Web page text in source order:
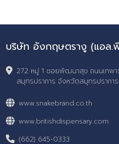
บริษัท อังกฤษตรางู (แอล.
272 หมู่ 1 ซอยพัฒนาสุข ถนนเทพา
สมุทรปราการ จังหวัดสมุทรปรากา
www.snakebrand.co.th
www.britishdispensary.com
(662) 645-0333